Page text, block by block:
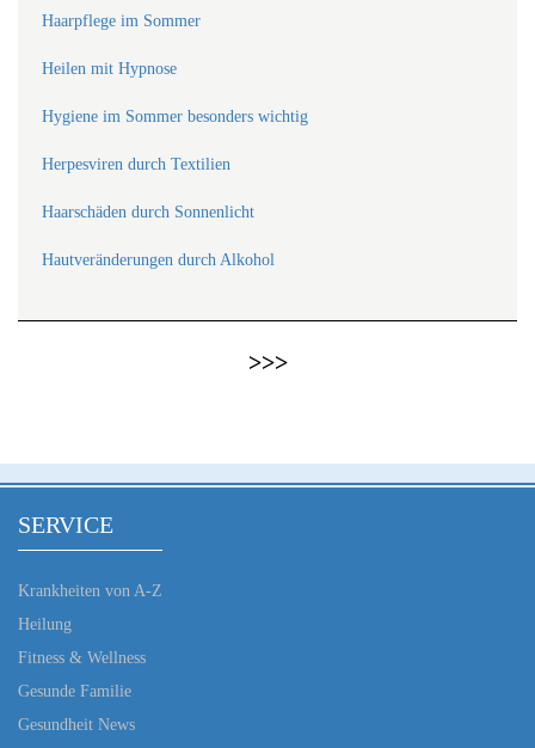
Haarpflege im Sommer
Heilen mit Hypnose
Hygiene im Sommer besonders wichtig
Herpesviren durch Textilien
Haarschäden durch Sonnenlicht
Hautveränderungen durch Alkohol
>>>
SERVICE
Krankheiten von A-Z
Heilung
Fitness & Wellness
Gesunde Familie
Gesundheit News